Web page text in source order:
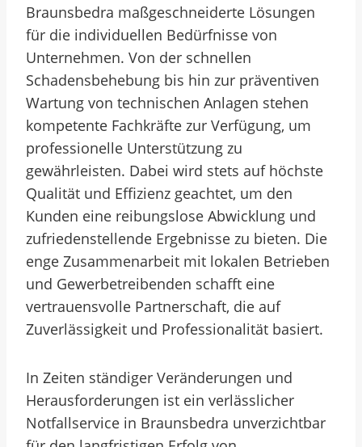
Braunsbedra maßgeschneiderte Lösungen
für die individuellen Bedürfnisse von
Unternehmen. Von der schnellen
Schadensbehebung bis hin zur präventiven
Wartung von technischen Anlagen stehen
kompetente Fachkräfte zur Verfügung, um
professionelle Unterstützung zu
gewährleisten. Dabei wird stets auf höchste
Qualität und Effizienz geachtet, um den
Kunden eine reibungslose Abwicklung und
zufriedenstellende Ergebnisse zu bieten. Die
enge Zusammenarbeit mit lokalen Betrieben
und Gewerbetreibenden schafft eine
vertrauensvolle Partnerschaft, die auf
Zuverlässigkeit und Professionalität basiert.
In Zeiten ständiger Veränderungen und
Herausforderungen ist ein verlässlicher
Notfallservice in Braunsbedra unverzichtbar